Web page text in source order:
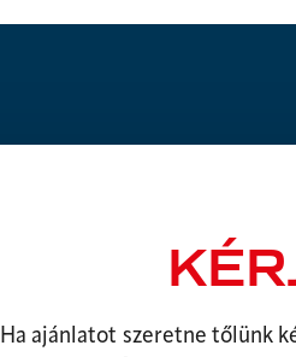
Ha ajánlatot szeretne tőlünk